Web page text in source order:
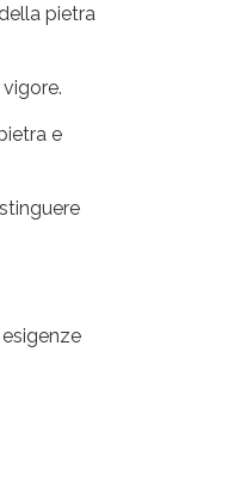
pietra
e